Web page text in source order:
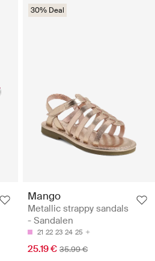
30% Deal
Mango
Metallic strappy sandals
- Sandalen
21 22 23 24 25
25.19 € 35.99 €